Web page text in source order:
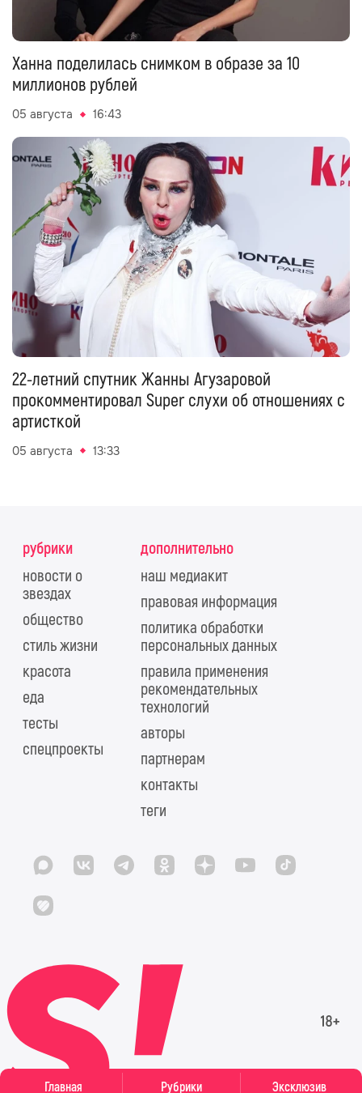
Главная Рубрики Эксклюзив
Ханна поделилась снимком в образе за 10
миллионов рублей
05 августа 16:43
22-летний спутник Жанны Агузаровой
прокомментировал Super слухи об отношениях с
артисткой
05 августа 13:33
рубрики
новости о
звездах
общество
стиль жизни
красота
еда
тесты
спецпроекты
дополнительно
наш медиакит
правовая информация
политика обработки
персональных данных
правила применения
рекомендательных
технологий
авторы
партнерам
контакты
теги